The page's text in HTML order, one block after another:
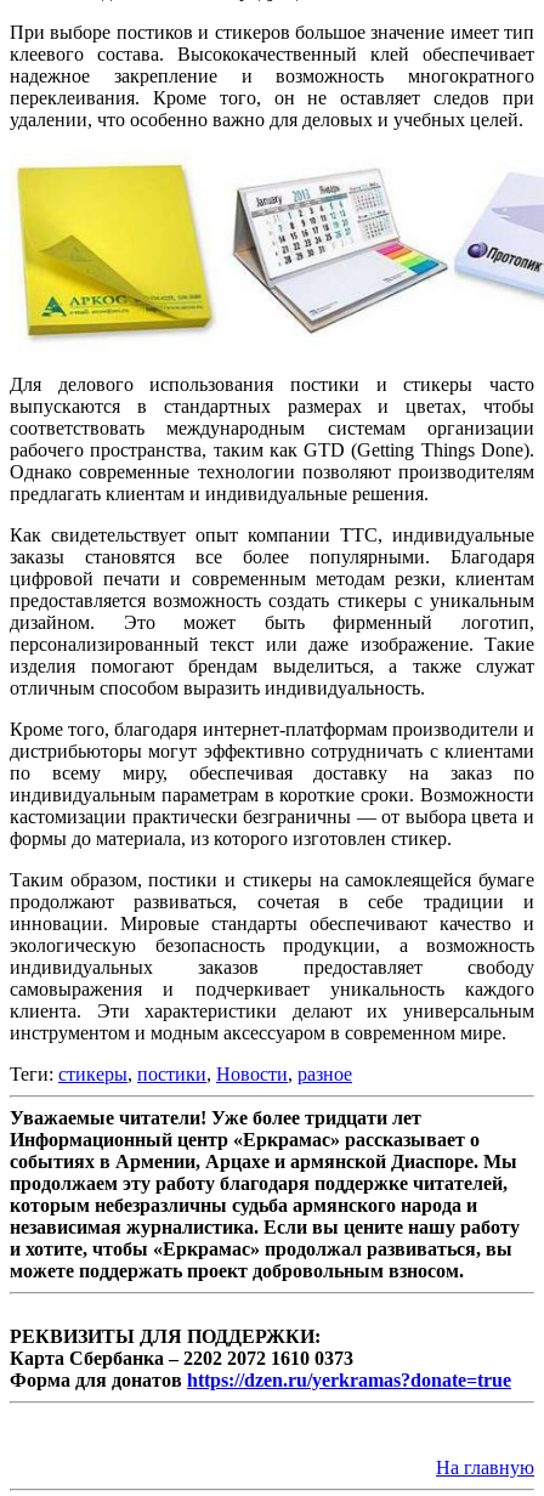
При выборе постиков и стикеров большое значение имеет тип
клеевого состава. Высококачественный клей обеспечивает
надежное закрепление и возможность многократного
переклеивания. Кроме того, он не оставляет следов при
удалении, что особенно важно для деловых и учебных целей.
Для делового использования постики и стикеры часто
выпускаются в стандартных размерах и цветах, чтобы
соответствовать международным системам организации
рабочего пространства, таким как GTD (Getting Things Done).
Однако современные технологии позволяют производителям
предлагать клиентам и индивидуальные решения.
Как свидетельствует опыт компании ТТС, индивидуальные
заказы становятся все более популярными. Благодаря
цифровой печати и современным методам резки, клиентам
предоставляется возможность создать стикеры с уникальным
дизайном. Это может быть фирменный логотип,
персонализированный текст или даже изображение. Такие
изделия помогают брендам выделиться, а также служат
отличным способом выразить индивидуальность.
Кроме того, благодаря интернет-платформам производители и
дистрибьюторы могут эффективно сотрудничать с клиентами
по всему миру, обеспечивая доставку на заказ по
индивидуальным параметрам в короткие сроки. Возможности
кастомизации практически безграничны — от выбора цвета и
формы до материала, из которого изготовлен стикер.
Таким образом, постики и стикеры на самоклеящейся бумаге
продолжают развиваться, сочетая в себе традиции и
инновации. Мировые стандарты обеспечивают качество и
экологическую безопасность продукции, а возможность
индивидуальных заказов предоставляет свободу
самовыражения и подчеркивает уникальность каждого
клиента. Эти характеристики делают их универсальным
инструментом и модным аксессуаром в современном мире.
Теги: стикеры, постики, Новости, разное
Уважаемые читатели! Уже более тридцати лет
Информационный центр «Еркрамас» рассказывает о
событиях в Армении, Арцахе и армянской Диаспоре. Мы
продолжаем эту работу благодаря поддержке читателей,
которым небезразличны судьба армянского народа и
независимая журналистика. Если вы цените нашу работу
и хотите, чтобы «Еркрамас» продолжал развиваться, вы
можете поддержать проект добровольным взносом.
РЕКВИЗИТЫ ДЛЯ ПОДДЕРЖКИ:
Карта Сбербанка – 2202 2072 1610 0373
Форма для донатов https://dzen.ru/yerkramas?donate=true
На главную